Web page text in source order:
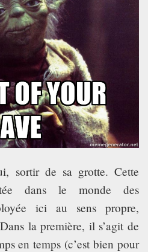
sortir de sa grotte. Cette
dans le monde des
ici au sens propre,
la première, il s’agit de
en temps (c’est bien pour